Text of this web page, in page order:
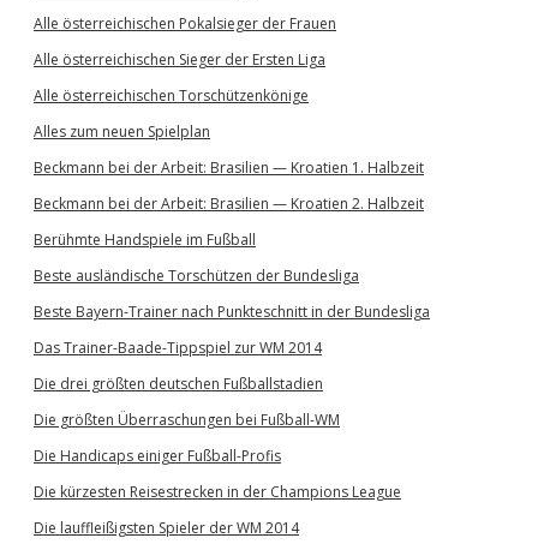
Alle österreichischen Pokalsieger der Frauen
Alle österreichischen Sieger der Ersten Liga
Alle österreichischen Torschützenkönige
Alles zum neuen Spielplan
Beckmann bei der Arbeit: Brasilien — Kroatien 1. Halbzeit
Beckmann bei der Arbeit: Brasilien — Kroatien 2. Halbzeit
Berühmte Handspiele im Fußball
Beste ausländische Torschützen der Bundesliga
Beste Bayern-Trainer nach Punkteschnitt in der Bundesliga
Das Trainer-Baade-Tippspiel zur WM 2014
Die drei größten deutschen Fußballstadien
Die größten Überraschungen bei Fußball-WM
Die Handicaps einiger Fußball-Profis
Die kürzesten Reisestrecken in der Champions League
Die lauffleißigsten Spieler der WM 2014